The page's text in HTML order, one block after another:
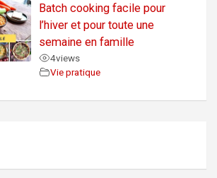
Batch cooking facile pour
l’hiver et pour toute une
semaine en famille
4views
Vie pratique